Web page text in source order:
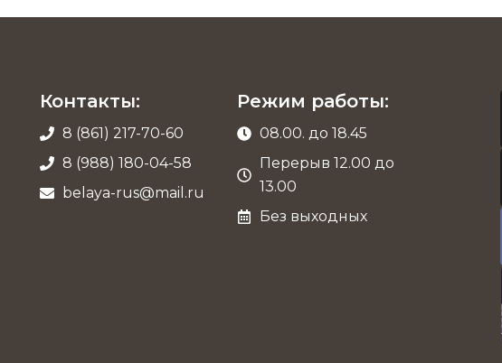
Контакты:
8 (861) 217-70-60
8 (988) 180-04-58
belaya-rus@mail.ru
Режим работы:
08.00. до 18.45
Перерыв 12.00 до
13.00
Без выходных